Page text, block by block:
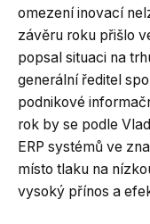
omezení inovací
závěru roku přišlo
popsal situaci na
generální ředitel
podnikové
rok by se podle
ERP systémů ve
místo tlaku na
vysoký přínos a